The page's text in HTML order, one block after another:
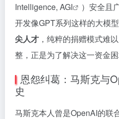
Intelligence, AGI
）安全且
开发像GPT系列这样的大模
尖人才 ，纯粹的捐赠模式难
整，正是为了解决这一资金困
恩怨纠葛：马斯克与
史
马斯克本人曾是OpenAI的联